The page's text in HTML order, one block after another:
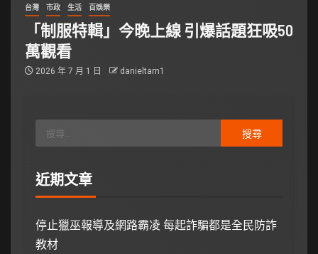
台灣 市政 生活 百娛樂
「制服特輯」今晚上線 引爆話題狂吸50
萬觀看
2026 年 7 月 1 日 danieltarn1
近期文章
停止獵巫報導及網路霸凌 每起詐騙都是全民防詐
教材